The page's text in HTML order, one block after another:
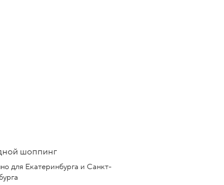
шоппинг
для Екатеринбурга и Санкт-